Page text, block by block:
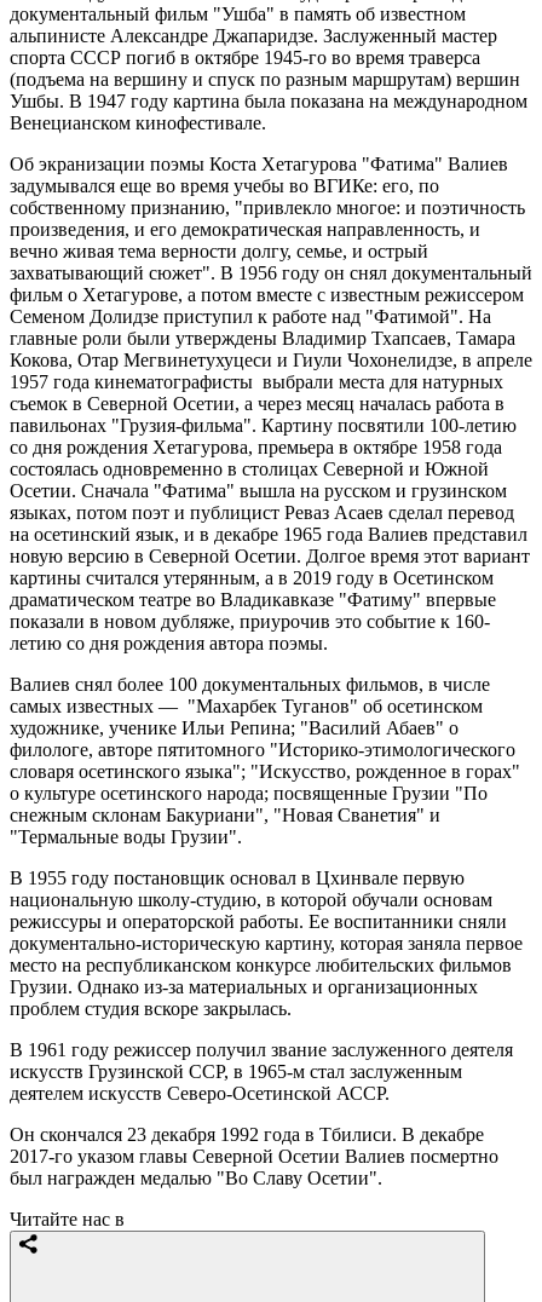
документальный фильм "Ушба" в память об известном
альпинисте Александре Джапаридзе. Заслуженный мастер
спорта СССР погиб в октябре 1945-го во время траверса
(подъема на вершину и спуск по разным маршрутам) вершин
Ушбы. В 1947 году картина была показана на международном
Венецианском кинофестивале.
Об экранизации поэмы Коста Хетагурова "Фатима" Валиев
задумывался еще во время учебы во ВГИКе: его, по
собственному признанию, "привлекло многое: и поэтичность
произведения, и его демократическая направленность, и
вечно живая тема верности долгу, семье, и острый
захватывающий сюжет". В 1956 году он снял документальный
фильм о Хетагурове, а потом вместе с известным режиссером
Семеном Долидзе приступил к работе над "Фатимой". На
главные роли были утверждены Владимир Тхапсаев, Тамара
Кокова, Отар Мегвинетухуцеси и Гиули Чохонелидзе, в апреле
1957 года кинематографисты выбрали места для натурных
съемок в Северной Осетии, а через месяц началась работа в
павильонах "Грузия-фильма". Картину посвятили 100-летию
со дня рождения Хетагурова, премьера в октябре 1958 года
состоялась одновременно в столицах Северной и Южной
Осетии. Сначала "Фатима" вышла на русском и грузинском
языках, потом поэт и публицист Реваз Асаев сделал перевод
на осетинский язык, и в декабре 1965 года Валиев представил
новую версию в Северной Осетии. Долгое время этот вариант
картины считался утерянным, а в 2019 году в Осетинском
драматическом театре во Владикавказе "Фатиму" впервые
показали в новом дубляже, приурочив это событие к 160-
летию со дня рождения автора поэмы.
Валиев снял более 100 документальных фильмов, в числе
самых известных — "Махарбек Туганов" об осетинском
художнике, ученике Ильи Репина; "Василий Абаев" о
филологе, авторе пятитомного "Историко-этимологического
словаря осетинского языка"; "Искусство, рожденное в горах"
о культуре осетинского народа; посвященные Грузии "По
снежным склонам Бакуриани", "Новая Сванетия" и
"Термальные воды Грузии".
В 1955 году постановщик основал в Цхинвале первую
национальную школу-студию, в которой обучали основам
режиссуры и операторской работы. Ее воспитанники сняли
документально-историческую картину, которая заняла первое
место на республиканском конкурсе любительских фильмов
Грузии. Однако из-за материальных и организационных
проблем студия вскоре закрылась.
В 1961 году режиссер получил звание заслуженного деятеля
искусств Грузинской ССР, в 1965-м стал заслуженным
деятелем искусств Северо-Осетинской АССР.
Он скончался 23 декабря 1992 года в Тбилиси. В декабре
2017-го указом главы Северной Осетии Валиев посмертно
был награжден медалью "Во Славу Осетии".
Читайте нас в